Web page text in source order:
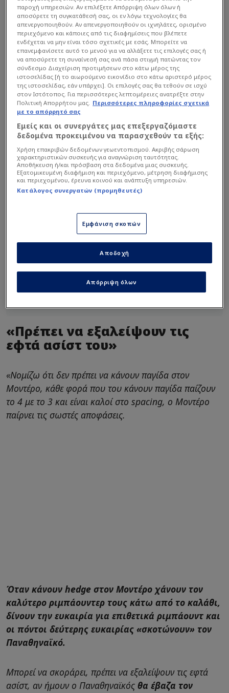
Ο πάλαι ποτέ άσος της Φενέρμπαχτσεεξήγησε
ότι οι Πράσινοι δεν πρέπει να κάνουν παγίδες
στον άσο της Βαλένθια, ενώ σημείωσε ότι θα
πρέπει να πέσει πάνω του ο Γκραντ και να τον
μαρκάρει σε όλο το γήπεδο.
Διαβάστε επίσης...
Ολυμπιακός: Αντίπαλος για
Μοντέρο! Προσφέρει 4 εκατ.
- Πόσο είναι το buyout
"Παράξενη κίνηση Γκραντ" -
Γι' αυτό πήγε στον
«Πρέπει να εξαλείψουν τις
εφτά ασίστ του»
«Νομίζω ότι δεν πρέπει να κάνουν παγίδα στον
Μοντέρο, κάθε φορά που του κάνουν παγίδα παίζουν
το 4 με το 3 και είναι καλοί στο spacing, ο Μοντέρο
παίρνει τις σωστές αποφάσεις.
Όταν κάνουν hedge στον Μοντέρο χάνουν τον
καλύτερο ριμπάουντερ τους κάτω από το καλάθι,
δίνουν την ευκαιρία για επιθετικά ριμπάουντ και
οι πόντοι δεύτερης ευκαιρίας «σκοτώνουν» τον
Παναθηναϊκό.
Μπορεί να σκοράρει, πρέπει να εξαλείψουν τις εφτά
ασίστ, αν ήμουν ο Παναθηναϊκός θα έβαζα τον
παροχή υπηρεσιών. Αν επιλέξετε Απόρριψη όλων όλων ή
αποσύρετε τη συγκατάθεσή σας, οι εν λόγω τεχνολογίες θα
απενεργοποιηθούν. Αν απενεργοποιηθούν οι ιχνηλάτες, ορισμένο
περιεχόμενο και κάποιες από τις διαφημίσεις που βλέπετε
ενδέχεται να μην είναι τόσο σχετικές με εσάς. Μπορείτε να
επανεμφανίσετε αυτό το μενού για να αλλάξετε τις επιλογές σας ή
να αποσύρετε τη συναίνεσή σας ανά πάσα στιγμή πατώντας τον
σύνδεσμο Διαχείριση προτιμήσεων στο κάτω μέρος της
ιστοσελίδας [ή το αιωρούμενο εικονίδιο στο κάτω αριστερό μέρος
της ιστοσελίδας, εάν υπάρχει]. Οι επιλογές σας θα τεθούν σε ισχύ
στον Ιστότοπος. Για περισσότερες λεπτομέρειες ανατρέξτε στην
Πολιτική Απορρήτου μας. Περισσότερες πληροφορίες σχετικά
με το απόρρητό σας
Εμείς και οι συνεργάτες μας επεξεργαζόμαστε
δεδομένα προκειμένου να παρασχεθούν τα εξής:
Χρήση επακριβών δεδομένων γεωεντοπισμού. Ακριβής σάρωση
χαρακτηριστικών συσκευής για αναγνώριση ταυτότητας.
Αποθήκευση ή/και πρόσβαση στα δεδομένα μιας συσκευής.
Εξατομικευμένη διαφήμιση και περιεχόμενο, μέτρηση διαφήμισης
και περιεχομένου, έρευνα κοινού και ανάπτυξη υπηρεσιών.
Κατάλογος συνεργατών (προμηθευτές)
Εμφάνιση σκοπών
Απόρριψη όλων
Αποδοχή